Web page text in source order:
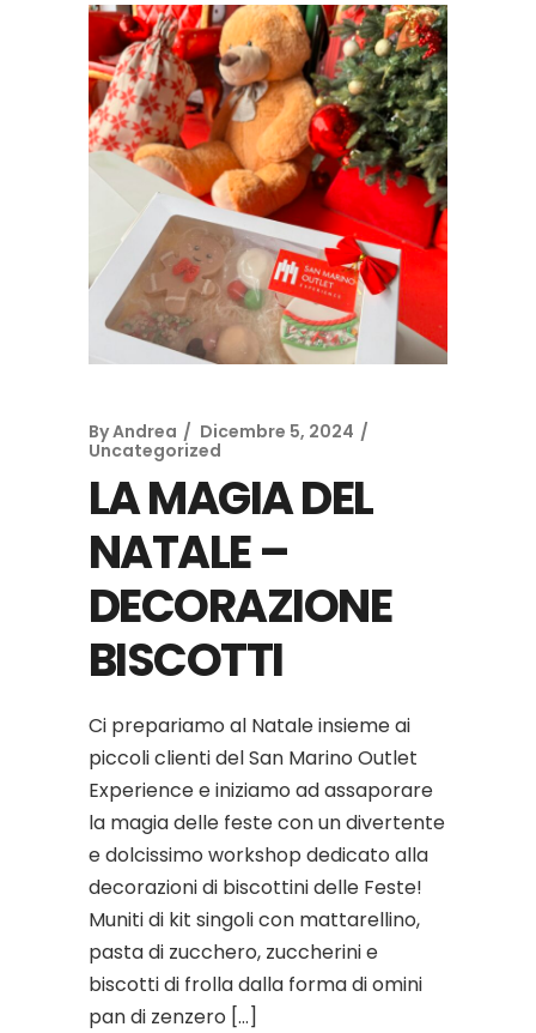
ByAndrea
Dicembre 5, 2024
Uncategorized
LA MAGIA DEL
NATALE –
DECORAZIONE
BISCOTTI
Ci prepariamo al Natale insieme ai
piccoli clienti del San Marino Outlet
Experience e iniziamo ad assaporare
la magia delle feste con un divertente
e dolcissimo workshop dedicato alla
decorazioni di biscottini delle Feste!
Muniti di kit singoli con mattarellino,
pasta di zucchero, zuccherini e
biscotti di frolla dalla forma di omini
pan di zenzero […]